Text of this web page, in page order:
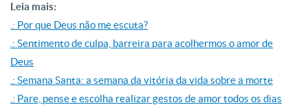
Leia mais:
.: Por que Deus não me escuta?
.: Sentimento de culpa, barreira para acolhermos o amor de
Deus
.: Semana Santa: a semana da vitória da vida sobre a morte
.: Pare, pense e escolha realizar gestos de amor todos os dias